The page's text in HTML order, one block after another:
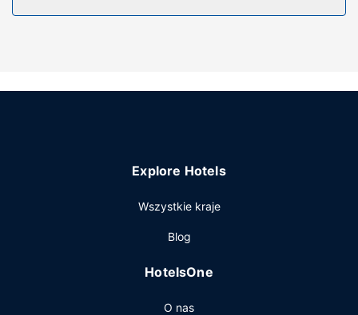
bezpłatny bezprzewodowy dostęp do internetu i grill.
Explore Hotels
Wszystkie kraje
Blog
HotelsOne
O nas